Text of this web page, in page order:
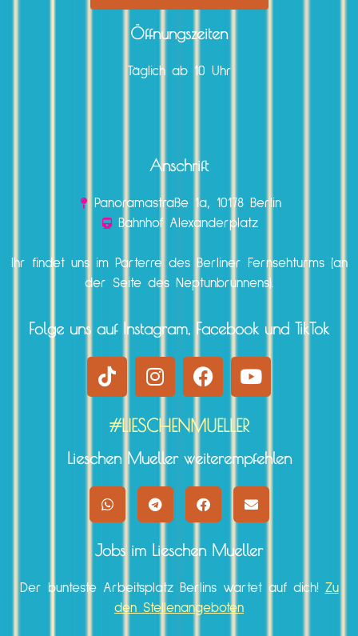
Öffnungszeiten
Täglich ab 10 Uhr
Anschrift
Panoramastraße 1a, 10178 Berlin
Bahnhof Alexanderplatz
Ihr findet uns im Parterre des Berliner Fernsehturms (an
der Seite des Neptunbrunnens).
Folge uns auf Instagram, Facebook und TikTok
#LIESCHENMUELLER
Lieschen Mueller weiterempfehlen
Jobs im Lieschen Mueller
Der bunteste Arbeitsplatz Berlins wartet auf dich! Zu
den Stellenangeboten